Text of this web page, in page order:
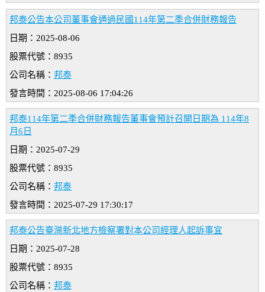
邦泰公告本公司董事會通過民國114年第二季合併財務報告
日期：2025-08-06
股票代號：8935
公司名稱： 邦泰
發言時間：2025-08-06 17:04:26
邦泰114年第二季合併財務報告董事會預計召開日期為 114年8
月6日
日期：2025-07-29
股票代號：8935
公司名稱： 邦泰
發言時間：2025-07-29 17:30:17
邦泰公告臺灣新北地方檢察署對本公司經理人起訴事宜
日期：2025-07-28
股票代號：8935
公司名稱： 邦泰